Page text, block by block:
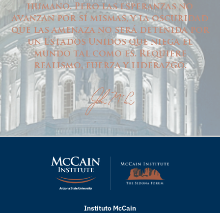
humano. Pero las esperanzas no
avanzan por sí mismas, y la oscuridad
que las amenaza no será detenida por
un Estados Unidos que niega el
mundo tal como es. Requiere
realismo, fuerza y liderazgo.
Instituto McCain